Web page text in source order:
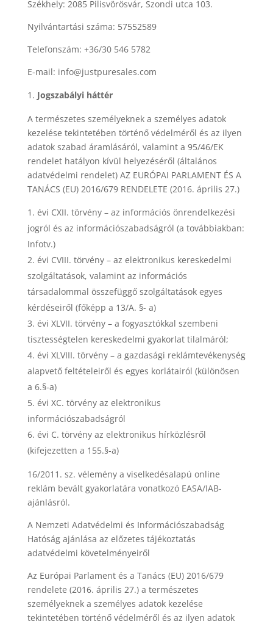
Székhely: 2085 Pilisvörösvár, Szondi utca 103.
Nyilvántartási száma: 57552589
Telefonszám: +36/30 546 5782
E-mail: info@justpuresales.com
Jogszabályi háttér
A természetes személyeknek a személyes adatok
kezelése tekintetében történő védelméről és az ilyen
adatok szabad áramlásáról, valamint a 95/46/EK
rendelet hatályon kívül helyezéséről (általános
adatvédelmi rendelet) AZ EURÓPAI PARLAMENT ÉS A
TANÁCS (EU) 2016/679 RENDELETE (2016. április 27.)
évi CXII. törvény – az információs önrendelkezési
jogról és az információszabadságról (a továbbiakban:
Infotv.)
évi CVIII. törvény – az elektronikus kereskedelmi
szolgáltatások, valamint az információs
társadalommal összefüggő szolgáltatások egyes
kérdéseiről (főképp a 13/A. §- a)
évi XLVII. törvény – a fogyasztókkal szembeni
tisztességtelen kereskedelmi gyakorlat tilalmáról;
évi XLVIII. törvény – a gazdasági reklámtevékenység
alapvető feltételeiről és egyes korlátairól (különösen
a 6.§-a)
évi XC. törvény az elektronikus
információszabadságról
évi C. törvény az elektronikus hírközlésről
(kifejezetten a 155.§-a)
16/2011. sz. vélemény a viselkedésalapú online
reklám bevált gyakorlatára vonatkozó EASA/IAB-
ajánlásról.
A Nemzeti Adatvédelmi és Információszabadság
Hatóság ajánlása az előzetes tájékoztatás
adatvédelmi követelményeiről
Az Európai Parlament és a Tanács (EU) 2016/679
rendelete (2016. április 27.) a természetes
személyeknek a személyes adatok kezelése
tekintetében történő védelméről és az ilyen adatok